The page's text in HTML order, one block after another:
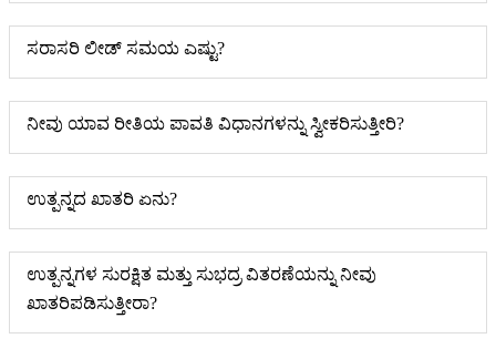
ಸರಾಸರಿ ಲೀಡ್ ಸಮಯ ಎಷ್ಟು?
ನೀವು ಯಾವ ರೀತಿಯ ಪಾವತಿ ವಿಧಾನಗಳನ್ನು ಸ್ವೀಕರಿಸುತ್ತೀರಿ?
ಉತ್ಪನ್ನದ ಖಾತರಿ ಏನು?
ಉತ್ಪನ್ನಗಳ ಸುರಕ್ಷಿತ ಮತ್ತು ಸುಭದ್ರ ವಿತರಣೆಯನ್ನು ನೀವು
ಖಾತರಿಪಡಿಸುತ್ತೀರಾ?